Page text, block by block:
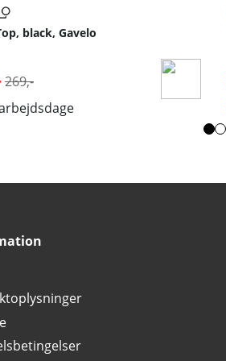
black, Gavelo
Normalpris:
269,-